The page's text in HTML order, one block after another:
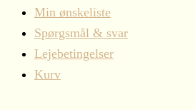
Min ønskeliste
Spørgsmål & svar
Lejebetingelser
Kurv